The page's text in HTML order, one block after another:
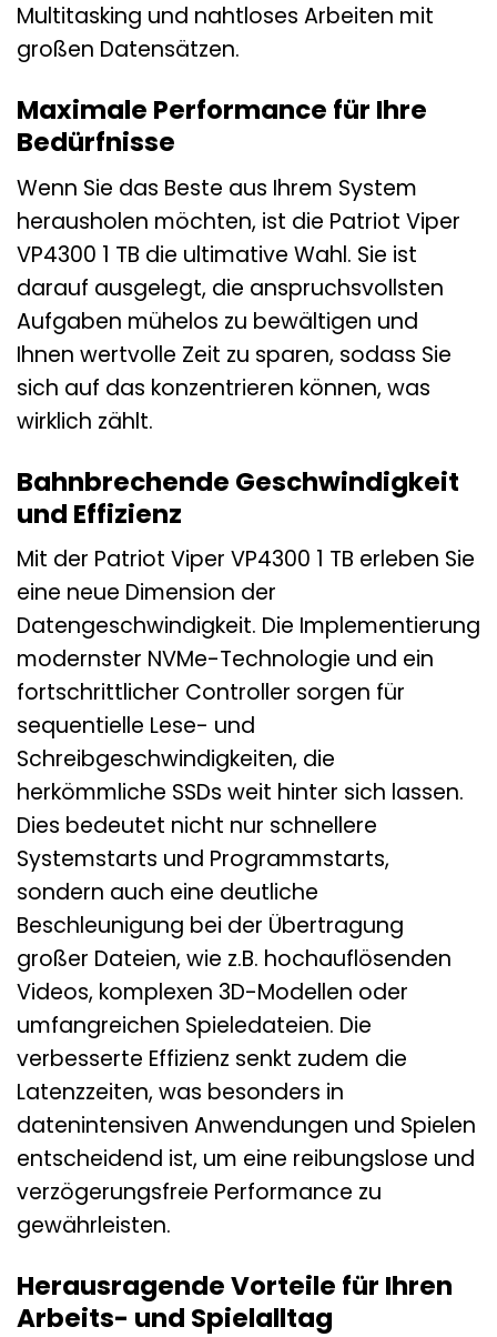
Multitasking und nahtloses Arbeiten mit
großen Datensätzen.
Maximale Performance für Ihre
Bedürfnisse
Wenn Sie das Beste aus Ihrem System
herausholen möchten, ist die Patriot Viper
VP4300 1 TB die ultimative Wahl. Sie ist
darauf ausgelegt, die anspruchsvollsten
Aufgaben mühelos zu bewältigen und
Ihnen wertvolle Zeit zu sparen, sodass Sie
sich auf das konzentrieren können, was
wirklich zählt.
Bahnbrechende Geschwindigkeit
und Effizienz
Mit der Patriot Viper VP4300 1 TB erleben Sie
eine neue Dimension der
Datengeschwindigkeit. Die Implementierung
modernster NVMe-Technologie und ein
fortschrittlicher Controller sorgen für
sequentielle Lese- und
Schreibgeschwindigkeiten, die
herkömmliche SSDs weit hinter sich lassen.
Dies bedeutet nicht nur schnellere
Systemstarts und Programmstarts,
sondern auch eine deutliche
Beschleunigung bei der Übertragung
großer Dateien, wie z.B. hochauflösenden
Videos, komplexen 3D-Modellen oder
umfangreichen Spieledateien. Die
verbesserte Effizienz senkt zudem die
Latenzzeiten, was besonders in
datenintensiven Anwendungen und Spielen
entscheidend ist, um eine reibungslose und
verzögerungsfreie Performance zu
gewährleisten.
Herausragende Vorteile für Ihren
Arbeits- und Spielalltag